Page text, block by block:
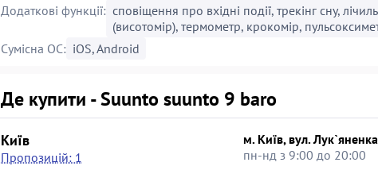
Додаткові функції: сповіщення про вхідні події, трекінг сну,
(висотомір), термометр, крокомір,
Сумісна ОС: iOS, Android
Де купити - Suunto suunto 9 baro
Київ
Пропозицій: 1
м. Київ, вул.
пн-нд з 9:00 до 20:00